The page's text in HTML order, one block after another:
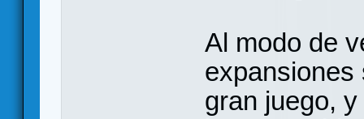
Al modo de
expansiones
gran juego,